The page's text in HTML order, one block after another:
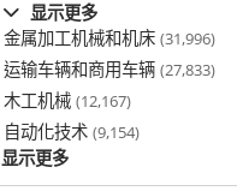
显示更多
金属加工机械和机床 (31,996)
运输车辆和商用车辆 (27,833)
木工机械 (12,167)
自动化技术 (9,154)
显示更多